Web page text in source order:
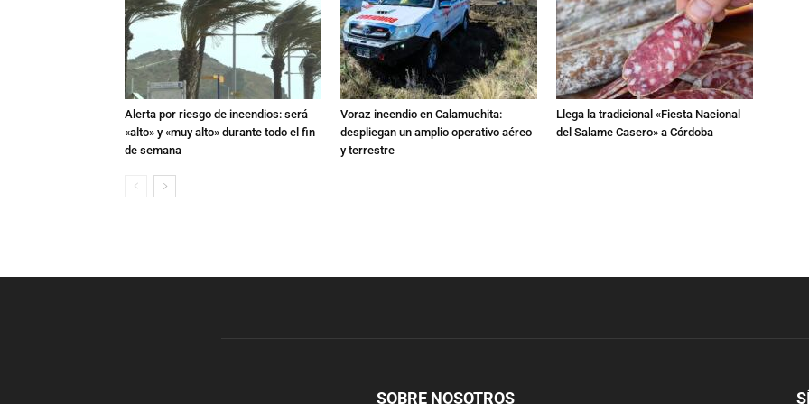
Alerta por riesgo de incendios: será
«alto» y «muy alto» durante todo el fin
de semana
Voraz incendio en Calamuchita:
despliegan un amplio operativo aéreo
y terrestre
Llega la tradicional «Fiesta Nacional
del Salame Casero» a Córdoba
SOBRE NOSOTROS